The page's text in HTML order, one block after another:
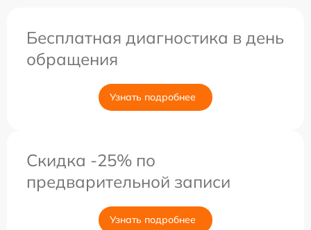
Бесплатная диагностика в день
обращения
Узнать подробнее
Скидка -25% по
предварительной записи
Узнать подробнее